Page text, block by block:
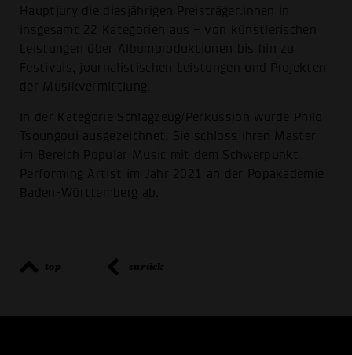
Hauptjury die diesjährigen Preisträger:innen in
insgesamt 22 Kategorien aus – von künstlerischen
Leistungen über Albumproduktionen bis hin zu
Festivals, journalistischen Leistungen und Projekten
der Musikvermittlung.
In der Kategorie Schlagzeug/Perkussion wurde Philo
Tsoungoui ausgezeichnet. Sie schloss ihren Master
im Bereich Popular Music mit dem Schwerpunkt
Performing Artist im Jahr 2021 an der Popakademie
Baden-Württemberg ab.
top zurück